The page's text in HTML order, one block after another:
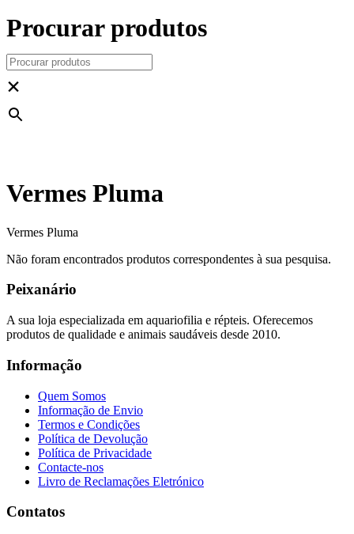
Procurar produtos
×
Vermes Pluma
Vermes Pluma
Não foram encontrados produtos correspondentes à sua pesquisa.
Peixanário
A sua loja especializada em aquariofilia e répteis. Oferecemos
produtos de qualidade e animais saudáveis desde 2010.
Informação
Quem Somos
Informação de Envio
Termos e Condições
Política de Devolução
Política de Privacidade
Contacte-nos
Livro de Reclamações Eletrónico
Contatos